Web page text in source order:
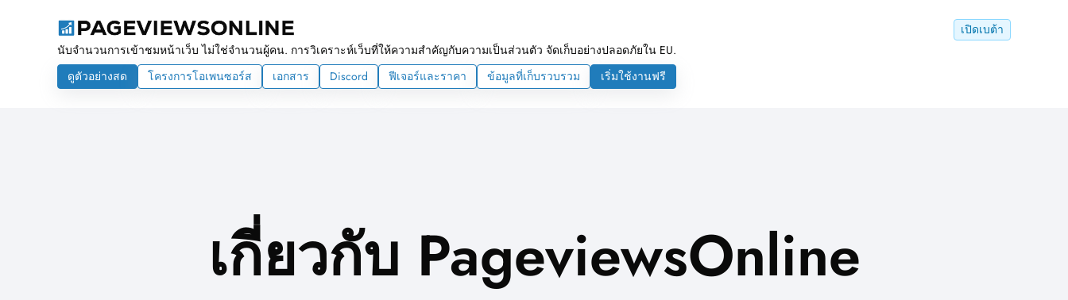
เปิดเบต้า
นับจำนวนการเข้าชมหน้าเว็บ ไม่ใช่จำนวนผู้คน. การวิเคราะห์เว็บที่ให้ความสำคัญกับความเป็นส่วนตัว จัดเก็บอย่างปลอดภัยใน EU.
ดูตัวอย่างสด
โครงการโอเพนซอร์ส เอกสาร Discord ฟีเจอร์และราคา ข้อมูลที่เก็บรวบรวม เริ่มใช้งานฟรี
เกี่ยวกับ PageviewsOnline